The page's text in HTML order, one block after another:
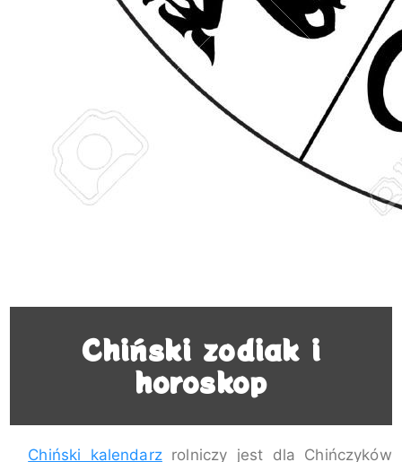
Chiński zodiak i
horoskop
Chiński kalendarzrolniczy jest dla Chińczyków